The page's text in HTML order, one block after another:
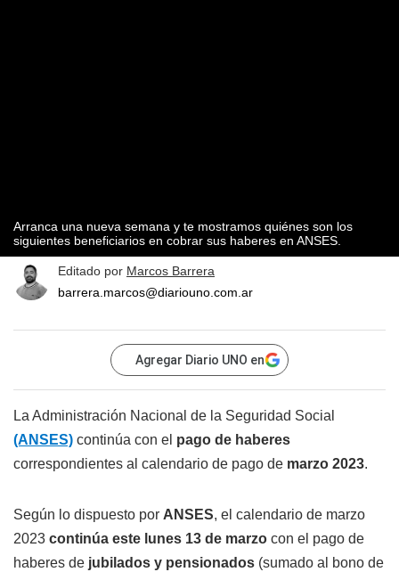
Arranca una nueva semana y te mostramos quiénes son los
siguientes beneficiarios en cobrar sus haberes en ANSES.
Editado por Marcos Barrera
barrera.marcos@diariouno.com.ar
Agregar Diario UNO en
La Administración Nacional de la Seguridad Social
(ANSES) continúa con el pago de haberes
correspondientes al calendario de pago de marzo 2023.
Según lo dispuesto por ANSES, el calendario de marzo
2023 continúa este lunes 13 de marzo con el pago de
haberes de jubilados y pensionados (sumado al bono de